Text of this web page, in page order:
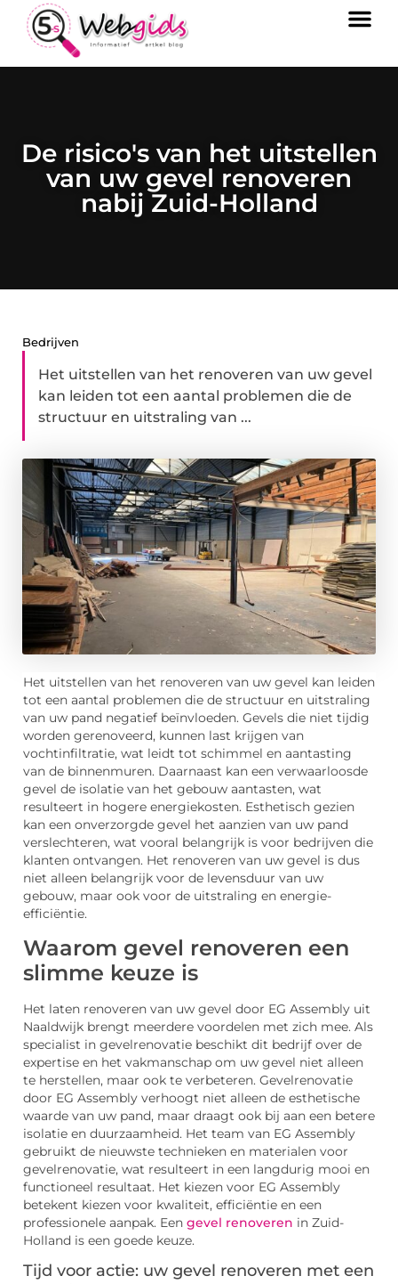
De risico's van het uitstellen
van uw gevel renoveren
nabij Zuid-Holland
Bedrijven
Het uitstellen van het renoveren van uw gevel
kan leiden tot een aantal problemen die de
structuur en uitstraling van ...
Het uitstellen van het renoveren van uw gevel kan leiden
tot een aantal problemen die de structuur en uitstraling
van uw pand negatief beïnvloeden. Gevels die niet tijdig
worden gerenoveerd, kunnen last krijgen van
vochtinfiltratie, wat leidt tot schimmel en aantasting
van de binnenmuren. Daarnaast kan een verwaarloosde
gevel de isolatie van het gebouw aantasten, wat
resulteert in hogere energiekosten. Esthetisch gezien
kan een onverzorgde gevel het aanzien van uw pand
verslechteren, wat vooral belangrijk is voor bedrijven die
klanten ontvangen. Het renoveren van uw gevel is dus
niet alleen belangrijk voor de levensduur van uw
gebouw, maar ook voor de uitstraling en energie-
efficiëntie.
Waarom gevel renoveren een
slimme keuze is
Het laten renoveren van uw gevel door EG Assembly uit
Naaldwijk brengt meerdere voordelen met zich mee. Als
specialist in gevelrenovatie beschikt dit bedrijf over de
expertise en het vakmanschap om uw gevel niet alleen
te herstellen, maar ook te verbeteren. Gevelrenovatie
door EG Assembly verhoogt niet alleen de esthetische
waarde van uw pand, maar draagt ook bij aan een betere
isolatie en duurzaamheid. Het team van EG Assembly
gebruikt de nieuwste technieken en materialen voor
gevelrenovatie, wat resulteert in een langdurig mooi en
functioneel resultaat. Het kiezen voor EG Assembly
betekent kiezen voor kwaliteit, efficiëntie en een
professionele aanpak. Een gevel renoveren in Zuid-
Holland is een goede keuze.
Tijd voor actie: uw gevel renoveren met een